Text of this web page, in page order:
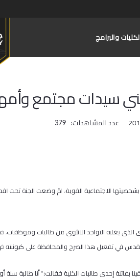
والبرامج
سيدات مجتمع
عدد المشاهدات: 379
الاجتماعية القوية، امٌ وضعت الجنة تحت
يغلبه التواجد الانثوي من طالبات
في تفعيل هذا الصرح والمحافظة على كيوننته